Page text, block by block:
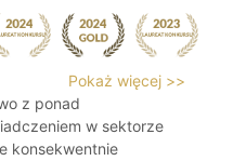
Pokaż więcej >>
z ponad
w sektorze
konsekwentnie